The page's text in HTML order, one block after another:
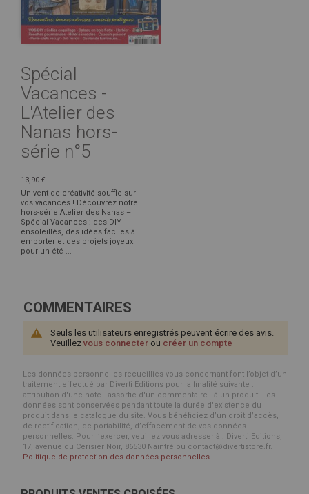
Spécial
Vacances -
L'Atelier des
Nanas hors-
série n°5
13,90 €
Un vent de créativité souffle sur
vos vacances ! Découvrez notre
hors-série Atelier des Nanas –
Spécial Vacances : des DIY
ensoleillés, des idées faciles à
emporter et des projets joyeux
pour un été ...
COMMENTAIRES
Seuls les utilisateurs enregistrés peuvent écrire des avis.
Veuillez vous connecter ou créer un compte
Les données personnelles recueillies vous concernant font l’objet d’un
traitement effectué par Diverti Editions pour la finalité suivante :
attribution d'une note - assortie d'un commentaire - à un produit. Les
données sont conservées pendant toute la durée d'existence du
produit dans le catalogue du site. Vous bénéficiez d’un droit d’accès,
de rectification, de portabilité, d’effacement de vos données
personnelles. Pour l’exercer, veuillez vous adresser à : Diverti Editions,
17, avenue du Cerisier Noir, 86530 Naintré ou contact@divertistore.fr.
Politique de protection des données personnelles